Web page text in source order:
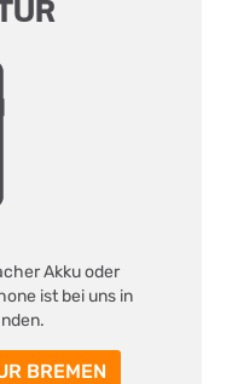
Akku oder
ist bei uns in
BREMEN